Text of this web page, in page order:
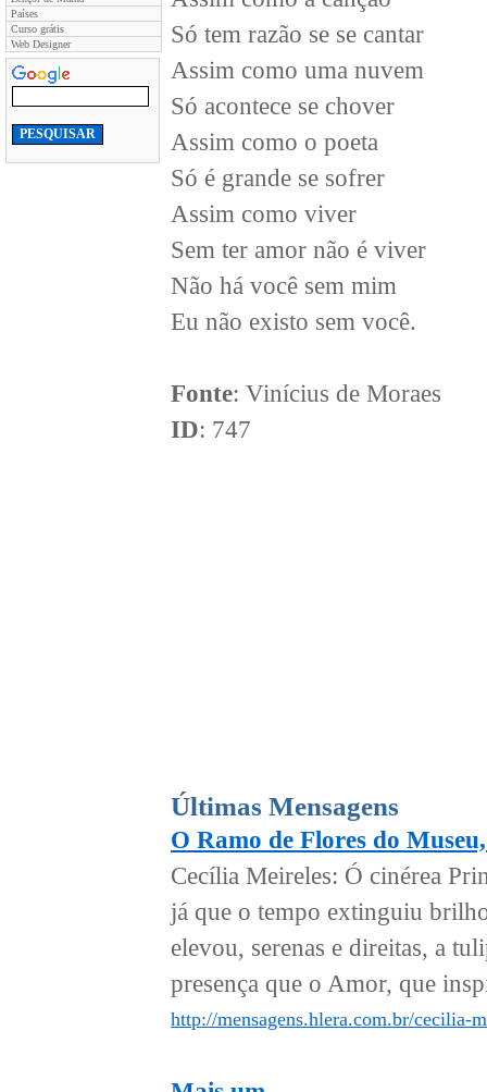
Países
Curso grátis
Web Designer
Só tem razão se se cantar
Assim como uma nuvem
Só acontece se chover
Assim como o poeta
Só é grande se sofrer
Assim como viver
Sem ter amor não é viver
Não há você sem mim
Eu não existo sem você.
Fonte: Vinícius de Moraes
ID: 747
Últimas Mensagens
O Ramo de Flores do
Cecília Meireles: Ó cinérea
já que o tempo extinguiu
elevou, serenas e direitas, a
presença que o Amor, que
http://mensagens.hlera.com.br/cecilia-